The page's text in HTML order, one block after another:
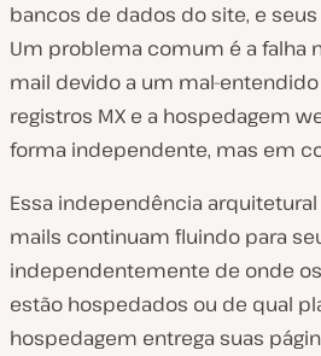
bancos de dados do site, e
Um problema comum é a falha
mail devido a um mal-
registros MX e a hospedagem
forma independente, mas em
Essa independência
mails continuam fluindo para
independentemente de onde
estão hospedados ou de qual
hospedagem entrega suas